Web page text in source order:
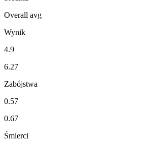
Overall avg
Wynik
4.9
6.27
Zabójstwa
0.57
0.67
Śmierci